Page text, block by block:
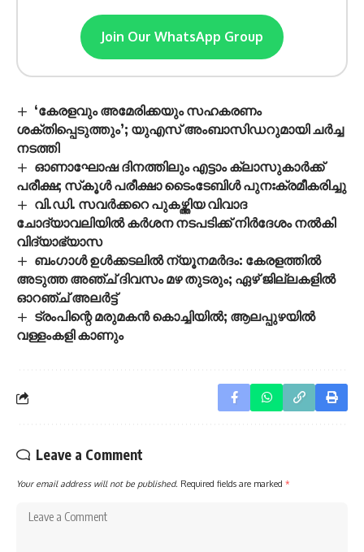
Join Our WhatsApp Group
‘കേരളവും അമേരിക്കയും സഹകരണം
ശക്തിപ്പെടുത്തും’; യുഎസ് അംബാസിഡറുമായി ചർച്ച
നടത്തി
ഓണാഘോഷ ദിനത്തിലും എട്ടാം ക്ലാസുകാര്‍ക്ക്
പരീക്ഷ; സ്‌കൂള്‍ പരീക്ഷാ ടൈംടേബിള്‍ പുനഃക്രമീകരിച്ചു
വി.ഡി. സവർക്കറെ പുകഴ്ത്തിയ വിവാദ
ചോദ്യാവലിയിൽ കർശന നടപടിക്ക് നിർദേശം നൽകി
വിദ്യാഭ്യാസ
ബംഗാൾ ഉൾക്കടലിൽ ന്യൂനമർദം: കേരളത്തിൽ
അടുത്ത അഞ്ച് ദിവസം മഴ തുടരും; ഏഴ് ജില്ലകളിൽ
ഓറഞ്ച് അലർട്ട്
ട്രംപിന്റെ മരുമകൻ കൊച്ചിയിൽ; ആലപ്പുഴയിൽ
വള്ളംകളി കാണും
Leave a Comment
Your email address will not be published. Required fields are marked *